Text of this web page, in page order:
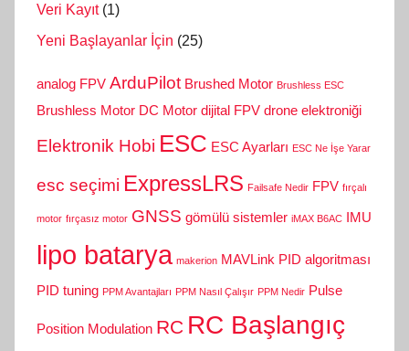
Veri Kayıt(1)
Yeni Başlayanlar İçin (25)
analog FPV ArduPilot Brushed Motor Brushless ESC
Brushless Motor DC Motor dijital FPV drone elektroniği
Elektronik Hobi ESC ESC Ayarları ESC Ne İşe Yarar
esc seçimi ExpressLRS Failsafe Nedir FPV fırçalı
motor fırçasız motor GNSS gömülü sistemler iMAX B6AC IMU
lipo batarya makerion MAVLink PID algoritması
PID tuning PPM Avantajları PPM Nasıl Çalışır PPM Nedir Pulse
Position Modulation RC RC Başlangıç